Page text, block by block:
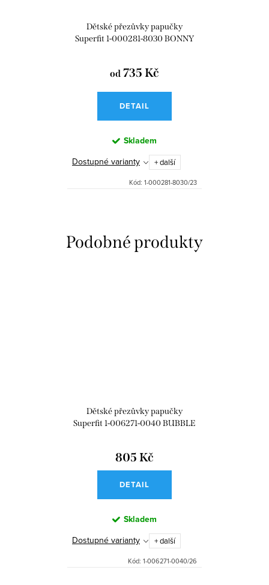
Dětské přezůvky papučky
Superfit 1-000281-8030 BONNY
od 735 Kč
DETAIL
Skladem
Dostupné varianty + další
Kód: 1-000281-8030/23
Dětské přezůvky papučky
Superfit 1-006271-0040 BUBBLE
805 Kč
DETAIL
Skladem
Dostupné varianty + další
Kód: 1-006271-0040/26